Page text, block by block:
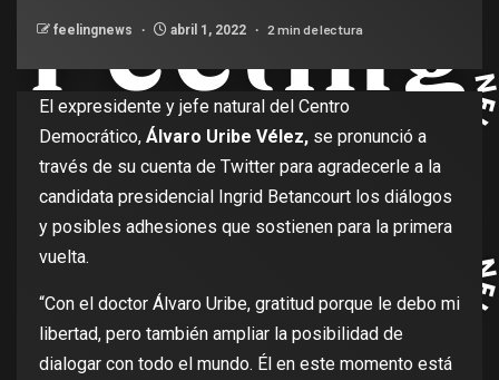
feelingnews abril 1, 2022 2 min de lectura
El expresidente y jefe natural del Centro
Democrático, Álvaro Uribe Vélez, se pronunció a
través de su cuenta de Twitter para agradecerle a la
candidata presidencial Ingrid Betancourt los diálogos
y posibles adhesiones que sostienen para la primera
vuelta.
“Con el doctor Álvaro Uribe, gratitud porque le debo mi
libertad, pero también ampliar la posibilidad de
dialogar con todo el mundo. Él en este momento está